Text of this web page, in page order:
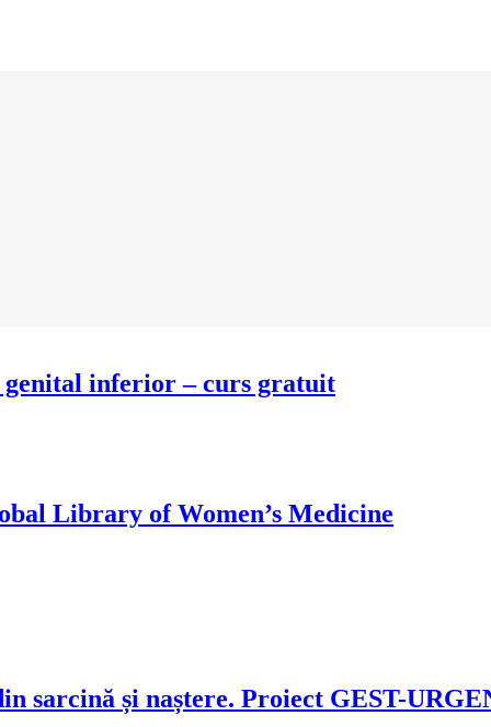
inferior – curs gratuit
Library of Women’s Medicine
sarcină și naștere. Proiect GEST-